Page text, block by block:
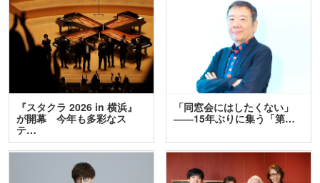
『スタクラ 2026 in 横浜』
が開幕 今年も多彩なス
テ…
「同窓会にはしたくない」
――15年ぶりに集う「第…